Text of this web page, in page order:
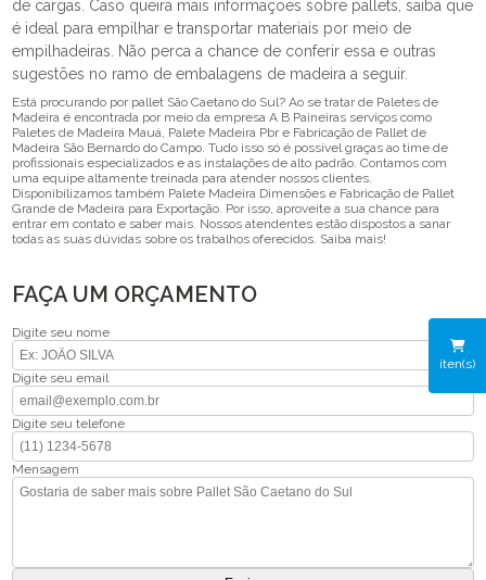
iten(s)
de cargas. Caso queira mais informações sobre pallets, saiba que
é ideal para empilhar e transportar materiais por meio de
empilhadeiras. Não perca a chance de conferir essa e outras
sugestões no ramo de embalagens de madeira a seguir.
Está procurando por pallet São Caetano do Sul? Ao se tratar de Paletes de
Madeira é encontrada por meio da empresa A B Paineiras serviços como
Paletes de Madeira Mauá, Palete Madeira Pbr e Fabricação de Pallet de
Madeira São Bernardo do Campo. Tudo isso só é possível graças ao time de
profissionais especializados e as instalações de alto padrão. Contamos com
uma equipe altamente treinada para atender nossos clientes.
Disponibilizamos também Palete Madeira Dimensões e Fabricação de Pallet
Grande de Madeira para Exportação. Por isso, aproveite a sua chance para
entrar em contato e saber mais. Nossos atendentes estão dispostos a sanar
todas as suas dúvidas sobre os trabalhos oferecidos. Saiba mais!
FAÇA UM ORÇAMENTO
Digite seu nome
Digite seu email
Digite seu telefone
Mensagem